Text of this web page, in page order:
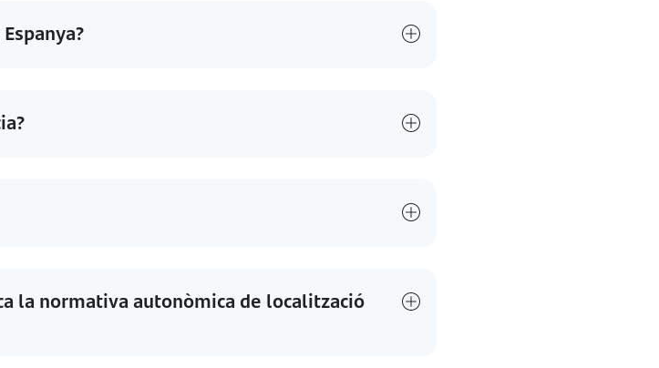
la normativa autonòmica de localització